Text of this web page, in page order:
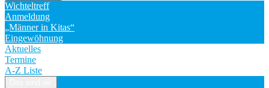
Wichteltreff
Anmeldung
„Männer in Kitas“
Eingewöhnung
Aktuelles
Termine
A-Z Liste